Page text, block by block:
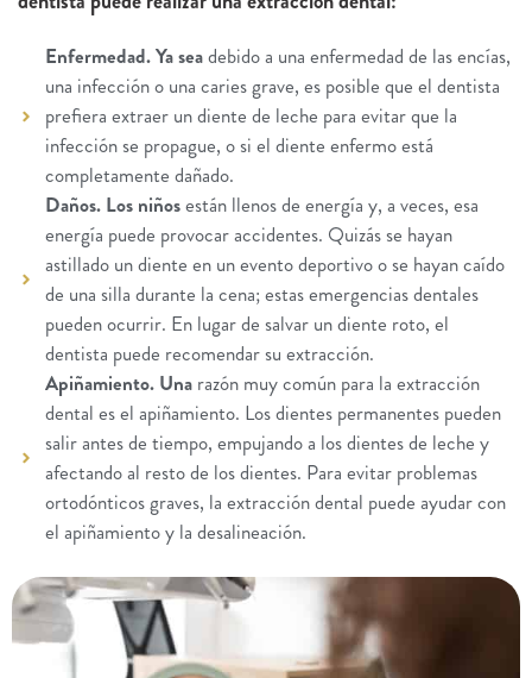
Enfermedad. Ya seadebido a una enfermedad de las encías,
una infección o una caries grave, es posible que el dentista
prefiera extraer un diente de leche para evitar que la
infección se propague, o si el diente enfermo está
completamente dañado.
Daños. Los niñosestán llenos de energía y, a veces, esa
energía puede provocar accidentes. Quizás se hayan
astillado un diente en un evento deportivo o se hayan caído
de una silla durante la cena; estas emergencias dentales
pueden ocurrir. En lugar de salvar un diente roto, el
dentista puede recomendar su extracción.
Apiñamiento. Unarazón muy común para la extracción
dental es el apiñamiento. Los dientes permanentes pueden
salir antes de tiempo, empujando a los dientes de leche y
afectando al resto de los dientes. Para evitar problemas
ortodónticos graves, la extracción dental puede ayudar con
el apiñamiento y la desalineación.